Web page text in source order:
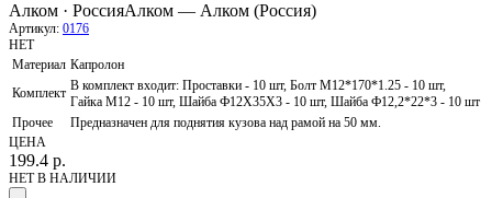
Алком · РоссияАлком — Алком (Россия)
Артикул: 0176
НЕТ
Материал Капролон
Комплект В комплект входит: Проставки - 10 шт, Болт М12*170*1.25 - 10 шт,
Гайка М12 - 10 шт, Шайба Ф12Х35Х3 - 10 шт, Шайба Ф12,2*22*3 - 10 шт
Прочее
Предназначен для поднятия кузова над рамой на 50 мм.
ЦЕНА
199.4 р.
НЕТ В НАЛИЧИИ